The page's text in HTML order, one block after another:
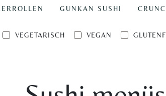
GUNKAN SUSHI
VEGETARISCH VEGAN